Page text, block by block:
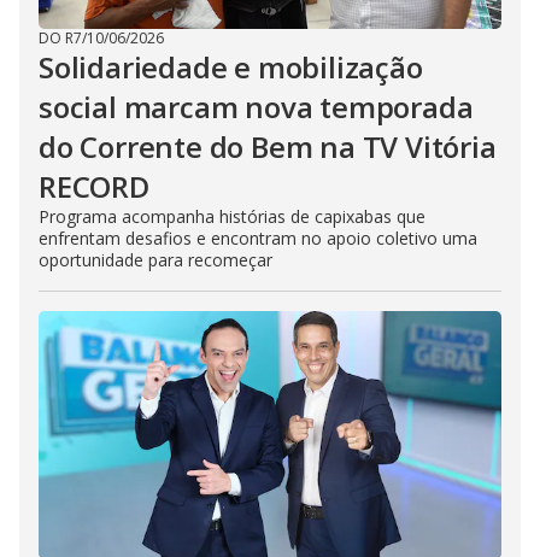
DO R7/10/06/2026
Solidariedade e mobilização
social marcam nova temporada
do Corrente do Bem na TV Vitória
RECORD
Programa acompanha histórias de capixabas que
enfrentam desafios e encontram no apoio coletivo uma
oportunidade para recomeçar